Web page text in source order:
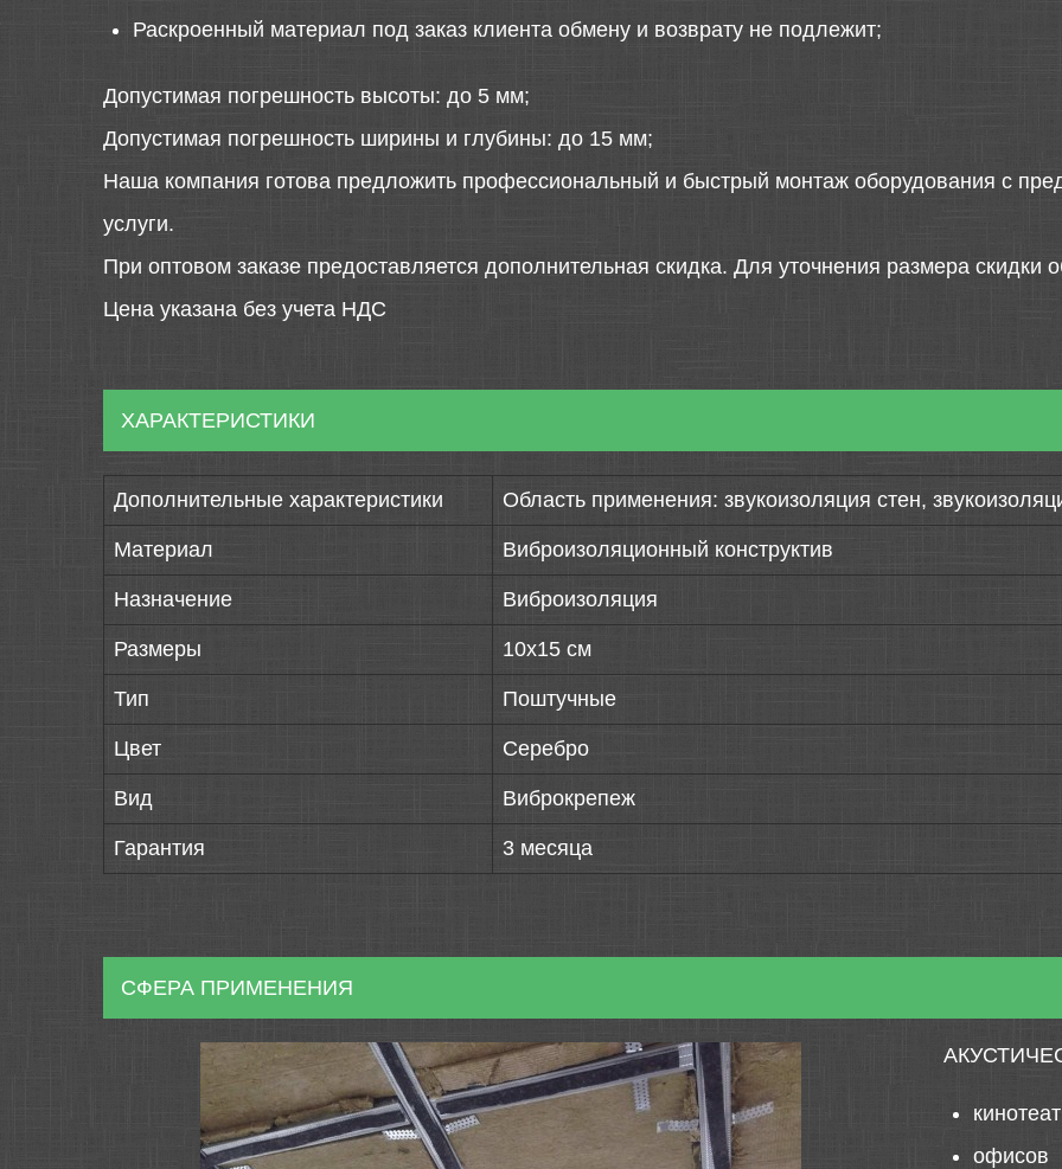
Раскроенный материал под заказ клиента обмену и возврату не подлежит;
Допустимая погрешность высоты: до 5 мм;
Допустимая погрешность ширины и глубины: до 15 мм;
Наша компания готова предложить профессиональный и быстрый монтаж оборудования с
услуги.
При оптовом заказе предоставляется дополнительная скидка. Для уточнения размера скидки
Цена указана без учета НДС
ХАРАКТЕРИСТИКИ
Дополнительные характеристики Область применения: звукоизоляция стен,
Материал Виброизоляционный конструктив
Назначение Виброизоляция
Размеры 10х15 см
Тип Поштучные
Цвет Серебро
Вид Виброкрепеж
Гарантия 3 месяца
СФЕРА ПРИМЕНЕНИЯ
офисов